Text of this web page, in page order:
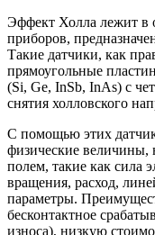
Эффект Холла лежит в
приборов,
Такие датчики, как
прямоугольные
(Si, Ge, InSb, InAs) с
снятия холловского
С помощью этих
физические
полем, такие как сила
вращения, расход,
параметры.
бесконтактное
износа), низкую